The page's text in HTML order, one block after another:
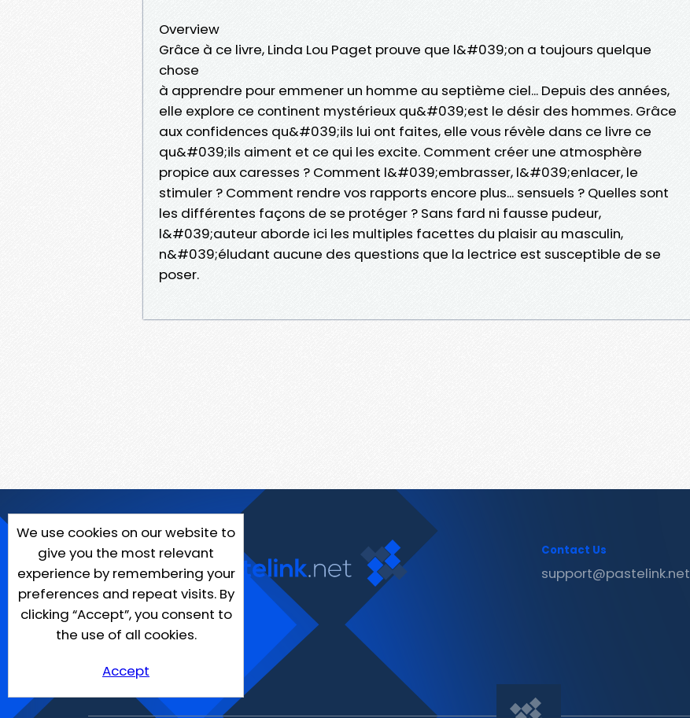
Overview
Grâce à ce livre, Linda Lou Paget prouve que l&#039;on a toujours quelque
chose
à apprendre pour emmener un homme au septième ciel... Depuis des années,
elle explore ce continent mystérieux qu&#039;est le désir des hommes. Grâce
aux confidences qu&#039;ils lui ont faites, elle vous révèle dans ce livre ce
qu&#039;ils aiment et ce qui les excite. Comment créer une atmosphère
propice aux caresses ? Comment l&#039;embrasser, l&#039;enlacer, le
stimuler ? Comment rendre vos rapports encore plus... sensuels ? Quelles sont
les différentes façons de se protéger ? Sans fard ni fausse pudeur,
l&#039;auteur aborde ici les multiples facettes du plaisir au masculin,
n&#039;éludant aucune des questions que la lectrice est susceptible de se
poser.
We use cookies on our website to
give you the most relevant
experience by remembering your
preferences and repeat visits. By
clicking “Accept”, you consent to
the use of all cookies.
Accept
Contact Us
support@pastelink.net